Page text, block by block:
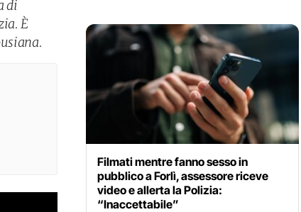
di
È
Filmati mentre fanno sesso in
pubblico a Forlì, assessore riceve
video e allerta la Polizia:
“Inaccettabile”